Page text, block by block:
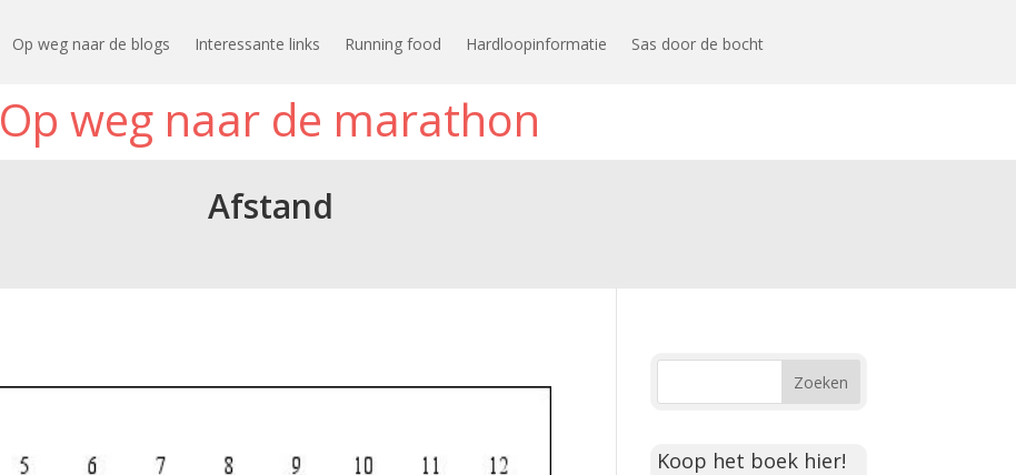
Op weg naar de blogs Interessante links Running food Hardloopinformatie Sas door de bocht
Op weg naar de marathon
Afstand
Koop het boek hier!